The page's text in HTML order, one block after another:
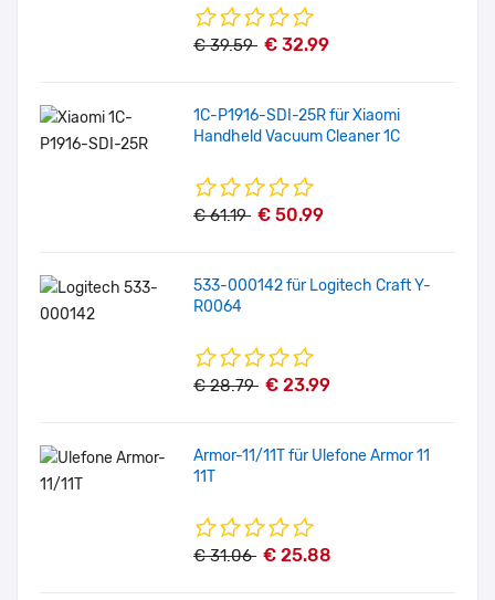
€ 39.59 € 32.99
1C-P1916-SDI-25R für Xiaomi
Handheld Vacuum Cleaner 1C
€ 61.19 € 50.99
533-000142 für Logitech Craft Y-
R0064
€ 28.79 € 23.99
Armor-11/11T für Ulefone Armor 11
11T
€ 31.06 € 25.88